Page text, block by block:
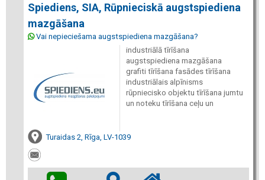
Spiediens, SIA, Rūpnieciskā augstspiediena
mazgāšana
Vai nepieciešama augstspiediena mazgāšana?
industriālā tīrīšana
augstspiediena mazgāšana
grafiti tīrīšana fasādes tīrīšana
industriālais alpīnisms
rūpniecisko objektu tīrīšana jumtu
un noteku tīrīšana ceļu un
Turaidas 2, Rīga, LV-1039